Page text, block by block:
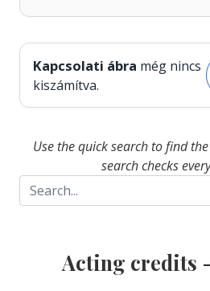
Kapcsolati ábra még nincs
kiszámítva.
Use the quick search to find
search checks
Acting credits -